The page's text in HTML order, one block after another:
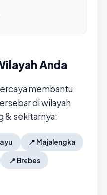
Anda
membantu
di wilayah
& sekitarnya:
📍 Majalengka
📍 Brebes